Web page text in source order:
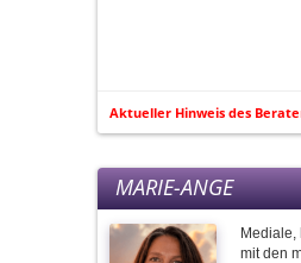
Aktueller Hinweis des
MARIE-ANGE
mit den